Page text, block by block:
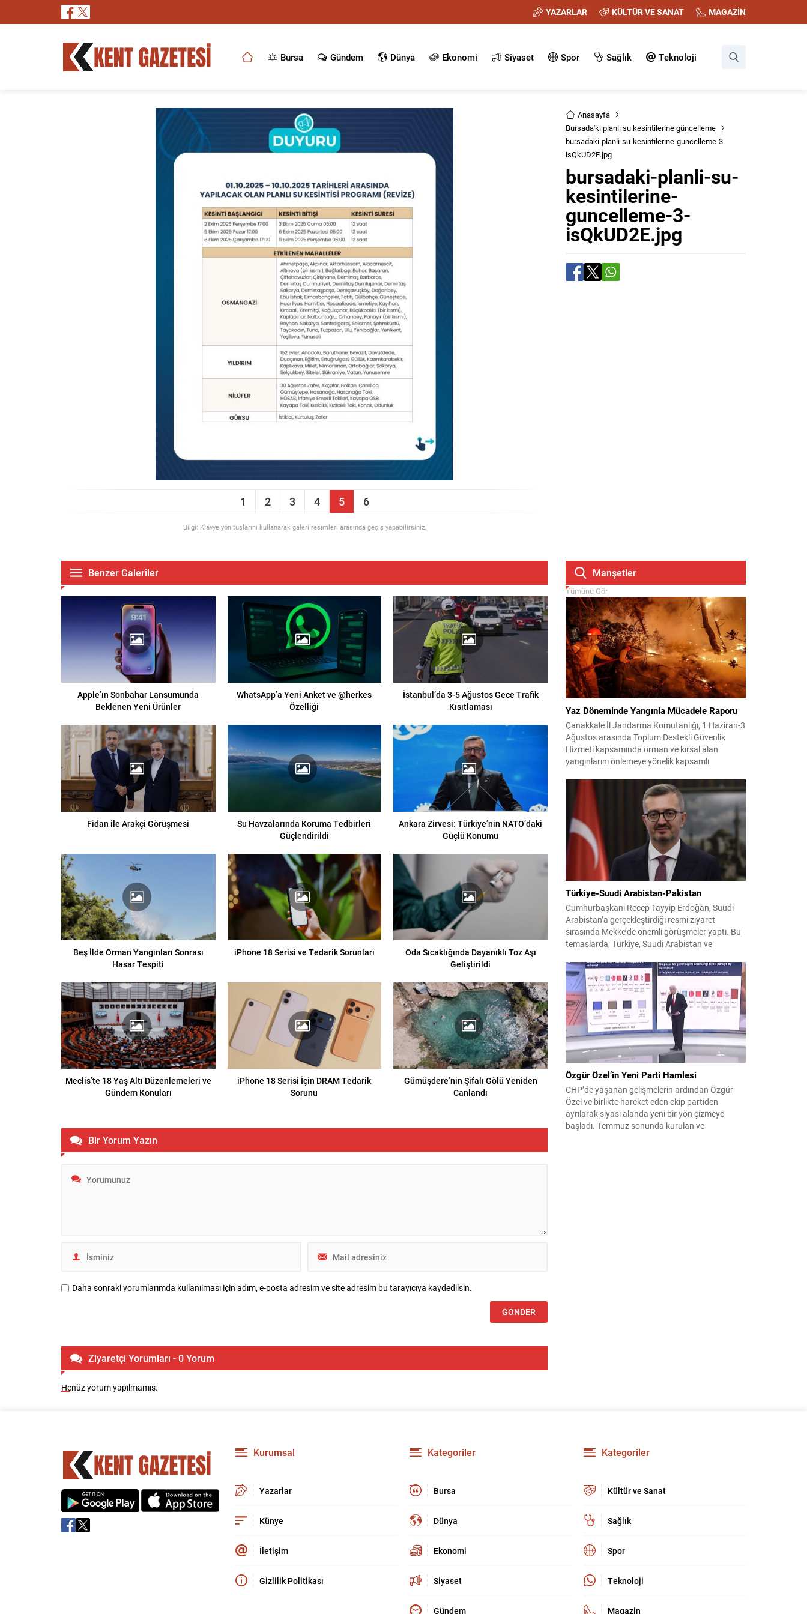
YAZARLAR KÜLTÜR VE SANAT MAGAZİN
Bursa Gündem Dünya Ekonomi Siyaset Spor Sağlık Teknoloji
1 2 3 4 5 6
Bilgi: Klavye yön tuşlarını kullanarak galeri resimleri arasında geçiş yapabilirsiniz.
Anasayfa
Bursada'ki planlı su kesintilerine güncelleme
bursadaki-planli-su-kesintilerine-guncelleme-3-
isQkUD2E.jpg
bursadaki-planli-su-
kesintilerine-
guncelleme-3-
isQkUD2E.jpg
Benzer Galeriler
Apple’ın Sonbahar Lansumunda
Beklenen Yeni Ürünler
WhatsApp’a Yeni Anket ve @herkes
Özelliği
İstanbul’da 3-5 Ağustos Gece Trafik
Kısıtlaması
Fidan ile Arakçi Görüşmesi
Su Havzalarında Koruma Tedbirleri
Güçlendirildi
Ankara Zirvesi: Türkiye’nin NATO’daki
Güçlü Konumu
Beş İlde Orman Yangınları Sonrası
Hasar Tespiti
iPhone 18 Serisi ve Tedarik Sorunları
Oda Sıcaklığında Dayanıklı Toz Aşı
Geliştirildi
Meclis’te 18 Yaş Altı Düzenlemeleri ve
Gündem Konuları
iPhone 18 Serisi İçin DRAM Tedarik
Sorunu
Gümüşdere’nin Şifalı Gölü Yeniden
Canlandı
Bir Yorum Yazın
Daha sonraki yorumlarımda kullanılması için adım, e-posta adresim ve site adresim bu tarayıcıya kaydedilsin.
Ziyaretçi Yorumları - 0 Yorum
Henüz yorum yapılmamış.
Manşetler
Tümünü Gör
Yaz Döneminde Yangınla Mücadele Raporu
Çanakkale İl Jandarma Komutanlığı, 1 Haziran-3
Ağustos arasında Toplum Destekli Güvenlik
Hizmeti kapsamında orman ve kırsal alan
yangınlarını önlemeye yönelik kapsamlı
görev yapan 178 tim ve 742 personel, sahada
aktif olarak halkı bilinçlendirdi ve denetim
faaliyetleri gerçekleştirdi. Faaliyetler esnasında
bin 315 biçerdöver ve balya...
Türkiye-Suudi Arabistan-Pakistan
Cumhurbaşkanı Recep Tayyip Erdoğan, Suudi
Arabistan’a gerçekleştirdiği resmi ziyaret
sırasında Mekke’de önemli görüşmeler yaptı. Bu
temaslarda, Türkiye, Suudi Arabistan ve
birliği çerçevesi oluşturuldu. Ziyaretin en somut
çıktısı, üç ülkenin imza attığı Mekke Ortak
Savunma Anlaşması oldu. Anlaşma; ortak
güvenlik yaklaşımıyla bölgesel barış, istikrar...
Özgür Özel’in Yeni Parti Hamlesi
CHP’de yaşanan gelişmelerin ardından Özgür
Özel ve birlikte hareket eden ekip partiden
ayrılarak siyasi alanda yeni bir yön çizmeye
başladı. Temmuz sonunda kurulan ve
Kurumsal
Yazarlar
Künye
İletişim
Gizlilik Politikası
Kategoriler
Bursa
Dünya
Ekonomi
Siyaset
Gündem
Kategoriler
Kültür ve Sanat
Sağlık
Spor
Teknoloji
Magazin